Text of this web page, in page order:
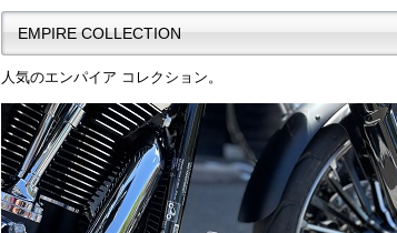
EMPIRE COLLECTION
人気のエンパイア コレクション。